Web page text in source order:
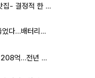
'2TV 생생정보' 오늘방송맛집- 결정적 한 수, 3종 메밀면! 메밀 소바 맛집 '의○○○○'
포스코퓨처엠, LFP 시장 뚫었다…배터리사와 대규모 장기 공급 합의
엘앤에프, 2분기 영업이익 208억…전년 比 흑자전환